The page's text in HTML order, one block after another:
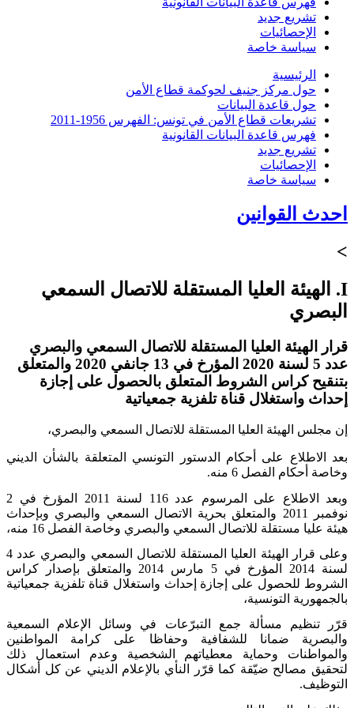
تشريع جديد
الإحصائيات
سياسة خاصة
الرئيسية
حول مركز جنيف لحوكمة قطاع الأمن
حول قاعدة البيانات
تشريعات قطاع الأمن في تونس: الفهرس 1956-2011
فهرس قاعدة البيانات القانونية
تشريع جديد
الإحصائيات
سياسة خاصة
احدث القوانين
>
I. الهيئة العليا المستقلة للاتصال السمعي
البصري
قرار الهيئة العليا المستقلة للاتصال السمعي والبصري
عدد 5 لسنة 2020 المؤرخ في 13 جانفي 2020 والمتعلق
بتنقيح كراس الشروط المتعلق بالحصول على إجازة
إحداث واستغلال قناة تلفزية جمعياتية
إن مجلس الهيئة العليا المستقلة للاتصال السمعي والبصري،
بعد الاطلاع على أحكام الدستور التونسي المتعلقة بالشأن الديني
وخاصة أحكام الفصل 6 منه
.
وبعد الاطلاع على المرسوم عدد 116 لسنة 2011 المؤرخ في 2
نوفمبر 2011 والمتعلق بحرية الاتصال السمعي والبصري وبإحداث
هيئة عليا مستقلة للاتصال السمعي والبصري وخاصة الفصل 16 منه،
وعلى قرار الهيئة العليا المستقلة للاتصال السمعي والبصري عدد 4
لسنة 2014 المؤرخ في 5 مارس 2014 والمتعلق بإصدار كراس
الشروط للحصول على إجازة إحداث واستغلال قناة تلفزية جمعياتية
بالجمهورية التونسية،
قرّر تنظيم مسألة جمع التبرّعات في وسائل الإعلام السمعية
والبصرية ضمانا للشفافية وحفاظا على كرامة المواطنين
والمواطنات وحماية معطياتهم الشخصية وعدم استعمال ذلك
لتحقيق مصالح ضيّقة كما قرّر النأي بالإعلام الديني عن كل أشكال
التوظيف.